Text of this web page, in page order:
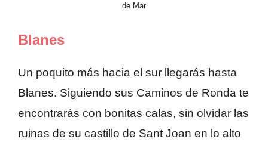
de Mar
Blanes
Un poquito más hacia el sur llegarás hasta
Blanes. Siguiendo sus Caminos de Ronda te
encontrarás con bonitas calas, sin olvidar las
ruinas de su castillo de Sant Joan en lo alto